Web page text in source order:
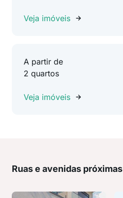
Veja imóveis
A partir de
2 quartos
Veja imóveis
Ruas e avenidas próximas